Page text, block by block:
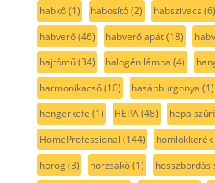
habkő(1) habosító(2) habszivacs (6)
habverő(46) habverőlapát(18)
hajtómű(34) halogén lámpa (4)
harmonikacső(10) hasábburgonya (1)
hengerkefe (1) HEPA(48) hepa
HomeProfessional (144) homlokkerék
horog(3) horzsakő(1) hosszbordás